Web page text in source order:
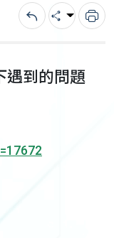
回上一頁
分享 列
遇到的問題